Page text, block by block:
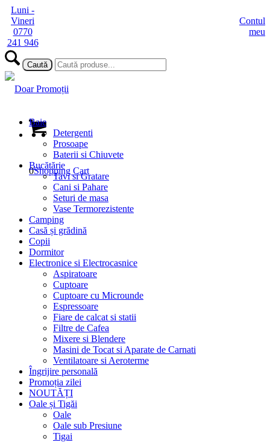
Luni -
Vineri
0770
241 946
Contul
meu
0Shopping Cart
Baie
Detergenti
Prosoape
Baterii si Chiuvete
Bucătărie
Tavi si Gratare
Cani si Pahare
Seturi de masa
Vase Termorezistente
Camping
Casă și grădină
Copii
Dormitor
Electronice si Electrocasnice
Aspiratoare
Cuptoare
Cuptoare cu Microunde
Espressoare
Fiare de calcat si statii
Filtre de Cafea
Mixere si Blendere
Masini de Tocat si Aparate de Carnati
Ventilatoare si Aeroterme
Îngrijire personală
Promoția zilei
NOUTĂȚI
Oale și Tigăi
Oale
Oale sub Presiune
Tigai